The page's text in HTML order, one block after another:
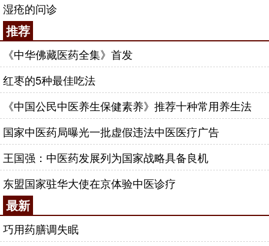
湿疮的问诊
推荐
《中华佛藏医药全集》首发
红枣的5种最佳吃法
《中国公民中医养生保健素养》推荐十种常用养生法
国家中医药局曝光一批虚假违法中医医疗广告
王国强：中医药发展列为国家战略具备良机
东盟国家驻华大使在京体验中医诊疗
最新
巧用药膳调失眠